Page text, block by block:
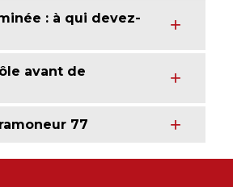
: à qui devez-
avant de
77